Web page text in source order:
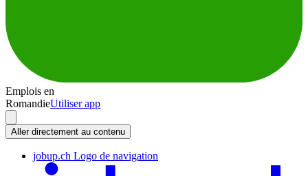
Emplois en
RomandieUtiliser app
Aller directement au contenu
jobup.ch Logo de navigation